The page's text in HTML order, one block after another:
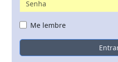
Me lembre